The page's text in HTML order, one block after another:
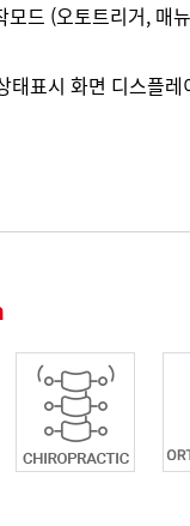
모드 (오토트리거, 매
태표시 화면 디스플